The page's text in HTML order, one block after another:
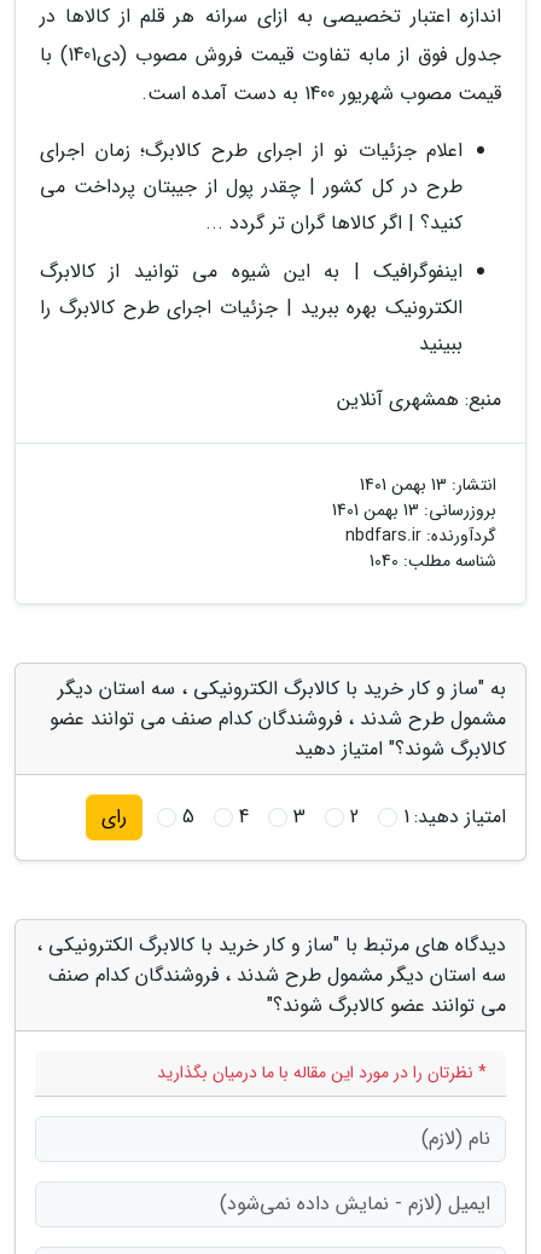
اندازه اعتبار تخصیصی به ازای سرانه هر قلم از کالاها در
جدول فوق از مابه تفاوت قیمت فروش مصوب (دی1401) با
قیمت مصوب شهریور 1400 به دست آمده است.
اعلام جزئیات نو از اجرای طرح کالابرگ؛ زمان اجرای
طرح در کل کشور | چقدر پول از جیبتان پرداخت می
کنید؟ | اگر کالاها گران تر گردد ...
اینفوگرافیک | به این شیوه می توانید از کالابرگ
الکترونیک بهره ببرید | جزئیات اجرای طرح کالابرگ را
ببینید
منبع: همشهری آنلاین
انتشار: 13 بهمن 1401
بروزرسانی: 13 بهمن 1401
گردآورنده: nbdfars.ir
شناسه مطلب: 1040
به "ساز و کار خرید با کالابرگ الکترونیکی ، سه استان دیگر
مشمول طرح شدند ، فروشندگان کدام صنف می توانند عضو
کالابرگ شوند؟" امتیاز دهید
امتیاز دهید:1
2
3
4
5 رای
دیدگاه های مرتبط با "ساز و کار خرید با کالابرگ الکترونیکی ،
سه استان دیگر مشمول طرح شدند ، فروشندگان کدام صنف
می توانند عضو کالابرگ شوند؟"
* نظرتان را در مورد این مقاله با ما درمیان بگذارید